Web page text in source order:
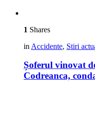
1 Shares
in Accidente, Stiri
Șoferul vinovat
Codreanca,